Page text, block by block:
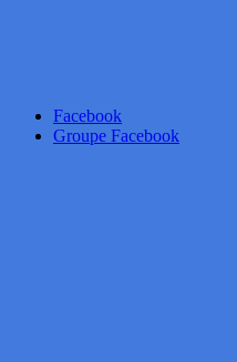
Facebook
Groupe Facebook